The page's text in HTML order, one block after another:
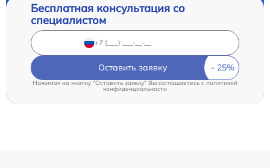
Бесплатная консультация со
специалистом
Оставить заявку
Нажимая на кнопку "Оставить заявку" Вы соглашаетесь cполитикой
конфиденциальности